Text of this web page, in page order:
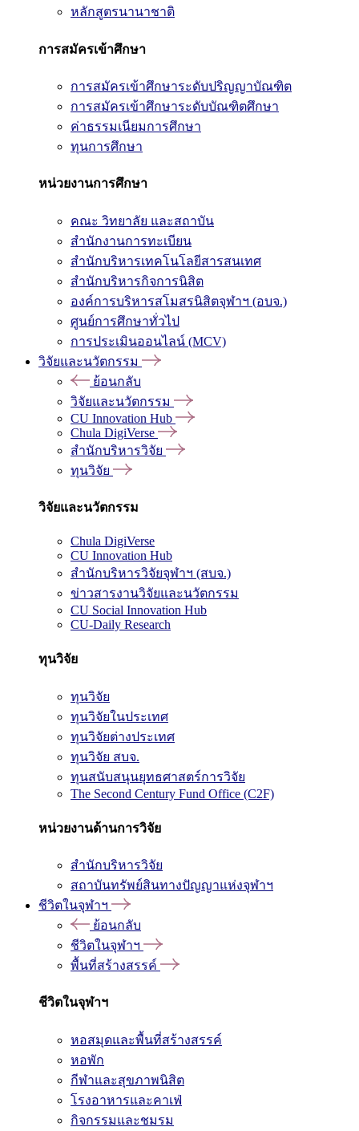
หลักสูตรนานาชาติ
การสมัครเข้าศึกษา
การสมัครเข้าศึกษาระดับปริญญาบัณฑิต
การสมัครเข้าศึกษาระดับบัณฑิตศึกษา
ค่าธรรมเนียมการศึกษา
ทุนการศึกษา
หน่วยงานการศึกษา
คณะ วิทยาลัย และสถาบัน
สำนักงานการทะเบียน
สำนักบริหารเทคโนโลยีสารสนเทศ
สำนักบริหารกิจการนิสิต
องค์การบริหารสโมสรนิสิตจุฬาฯ (อบจ.)
ศูนย์การศึกษาทั่วไป
การประเมินออนไลน์ (MCV)
วิจัยและนวัตกรรม
ย้อนกลับ
วิจัยและนวัตกรรม
CU Innovation Hub
Chula DigiVerse
สำนักบริหารวิจัย
ทุนวิจัย
วิจัยและนวัตกรรม
Chula DigiVerse
CU Innovation Hub
สำนักบริหารวิจัยจุฬาฯ (สบจ.)
ข่าวสารงานวิจัยและนวัตกรรม
CU Social Innovation Hub
CU-Daily Research
ทุนวิจัย
ทุนวิจัย
ทุนวิจัยในประเทศ
ทุนวิจัยต่างประเทศ
ทุนวิจัย สบจ.
ทุนสนับสนุนยุทธศาสตร์การวิจัย
The Second Century Fund Office (C2F)
หน่วยงานด้านการวิจัย
สำนักบริหารวิจัย
สถาบันทรัพย์สินทางปัญญาแห่งจุฬาฯ
ชีวิตในจุฬาฯ
ย้อนกลับ
ชีวิตในจุฬาฯ
พื้นที่สร้างสรรค์
ชีวิตในจุฬาฯ
หอสมุดและพื้นที่สร้างสรรค์
หอพัก
กีฬาและสุขภาพนิสิต
โรงอาหารและคาเฟ่
กิจกรรมและชมรม